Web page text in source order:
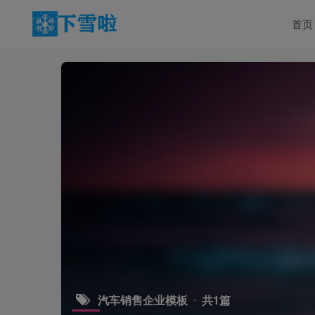
首页
汽车销售企业模板 共1篇